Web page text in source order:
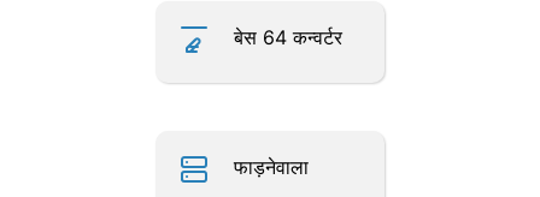
बेस 64 कन्वर्टर
फाड़नेवाला